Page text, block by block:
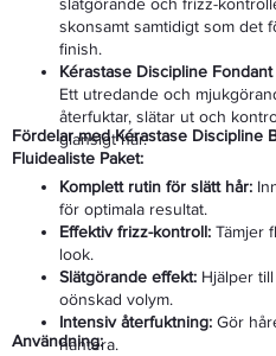
slätgörande och frizz-
skonsamt samtidigt som det
finish.
Kérastase Discipline
Ett utredande och
återfuktar, slätar ut och
glansigt hår.
Fördelar med Kérastase Discipline
Fluidealiste Paket:
Komplett rutin för slätt hår:
för optimala resultat.
Effektiv frizz-kontroll: Tämjer
look.
Slätgörande effekt: Hjälper
oönskad volym.
Intensiv återfuktning: Gör
hantera.
Användning: